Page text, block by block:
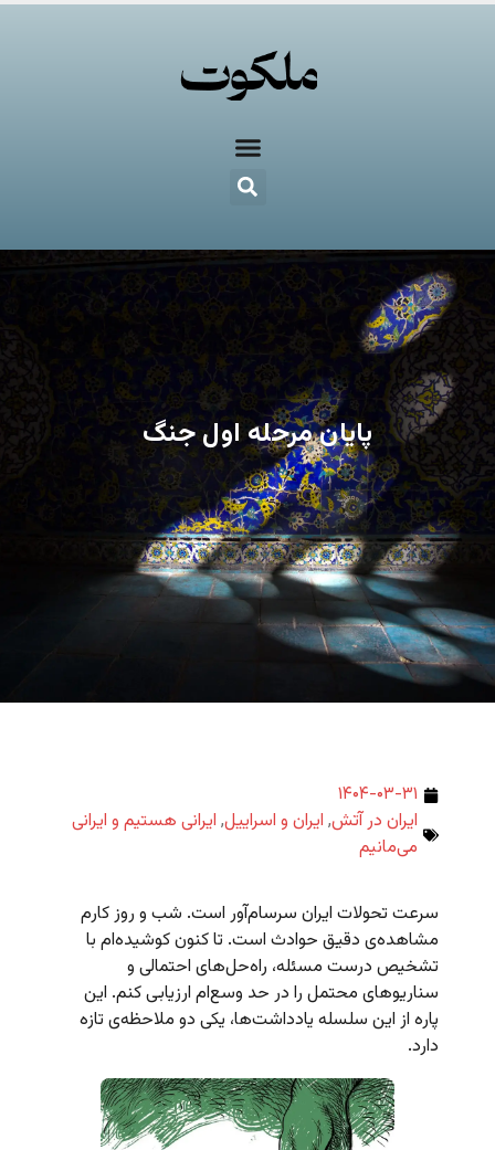
پایان مرحله اول جنگ
۱۴۰۴-۰۳-۳۱
ایران در آتش, ایران و اسراییل, ایرانی هستیم و ایرانی
می‌مانیم
سرعت تحولات ایران سرسام‌آور است. شب و روز کارم
مشاهده‌ی دقیق حوادث است. تا کنون کوشیده‌ام با
تشخیص درست مسئله، راه‌حل‌های احتمالی و
سناریوهای محتمل را در حد وسع‌ام ارزیابی کنم. این
پاره از این سلسله یادداشت‌ها، یکی دو ملاحظه‌ی تازه
دارد.